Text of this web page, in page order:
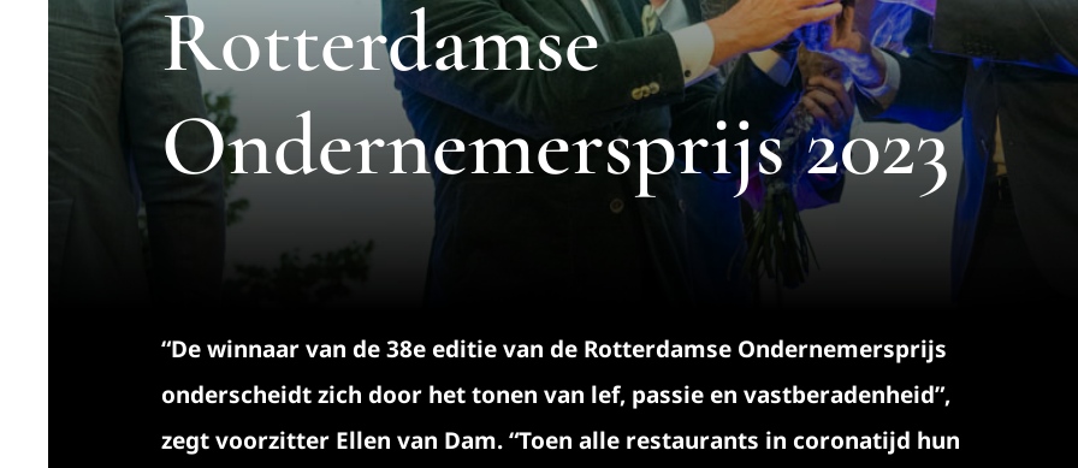
Rotterdamse
Ondernemersprijs 2023
“De winnaar van de 38e editie van de Rotterdamse Ondernemersprijs
onderscheidt zich door het tonen van lef, passie en vastberadenheid”,
zegt voorzitter Ellen van Dam. “Toen alle restaurants in coronatijd hun